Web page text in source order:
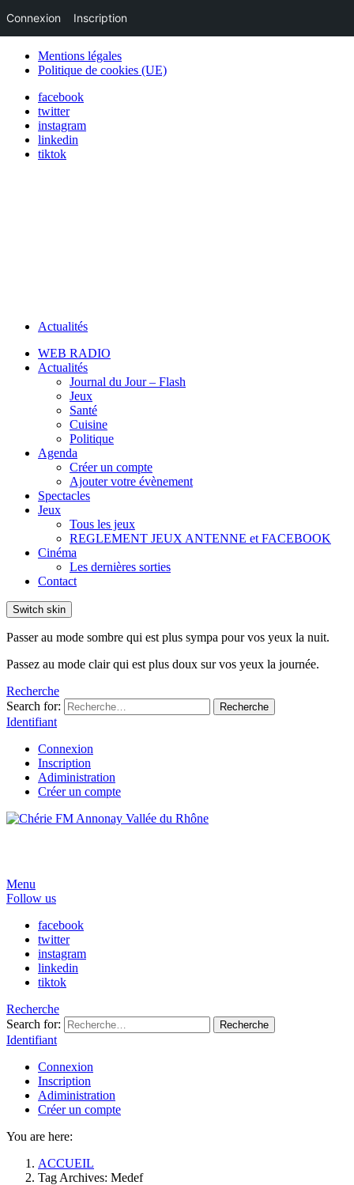
Mentions légales
Politique de cookies (UE)
facebook
twitter
instagram
linkedin
tiktok
Actualités
WEB RADIO
Actualités
Journal du Jour – Flash
Jeux
Santé
Cuisine
Politique
Agenda
Créer un compte
Ajouter votre évènement
Spectacles
Jeux
Tous les jeux
REGLEMENT JEUX ANTENNE et FACEBOOK
Cinéma
Les dernières sorties
Contact
Switch skin
Passer au mode sombre qui est plus sympa pour vos yeux la nuit.
Passez au mode clair qui est plus doux sur vos yeux la journée.
Recherche
Search for:
Recherche
Identifiant
Connexion
Inscription
Adiministration
Créer un compte
Menu
Follow us
facebook
twitter
instagram
linkedin
tiktok
Recherche
Search for:
Recherche
Identifiant
Connexion
Inscription
Adiministration
Créer un compte
You are here:
ACCUEIL
Tag Archives: Medef
Connexion Inscription